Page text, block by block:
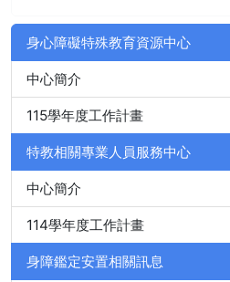
身心障礙特殊教育資源中心
中心簡介
115學年度工作計畫
特教相關專業人員服務中心
中心簡介
114學年度工作計畫
身障鑑定安置相關訊息